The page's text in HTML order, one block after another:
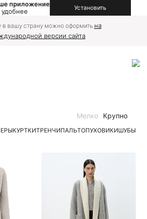
приложение
Установить
в вашу страну можно оформить на
версии сайта
КУРТКИТРЕНЧИПАЛЬТОПУХОВИКИШУБЫ |
Мелко Крупно